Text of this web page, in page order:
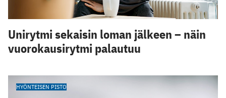
Unirytmi sekaisin loman jälkeen – näin
vuorokausirytmi palautuu
HYÖNTEISEN PISTO